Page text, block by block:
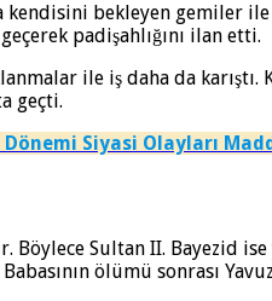
bekleyen gemiler
padişahlığını ilan etti.
ile iş daha da
geçti.
Siyasi Olayları
Böylece Sultan II.
ölümü sonrası